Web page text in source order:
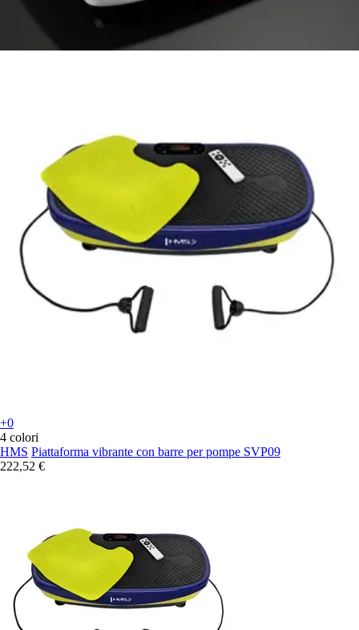
+0
4 colori
HMS Piattaforma vibrante con barre per pompe SVP09
222,52 €